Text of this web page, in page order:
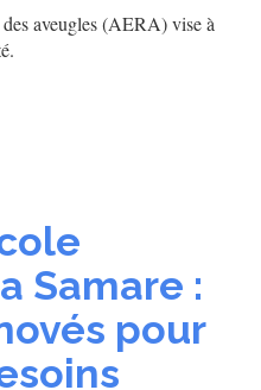
aveugles (AERA) vise à
Samare :
pour